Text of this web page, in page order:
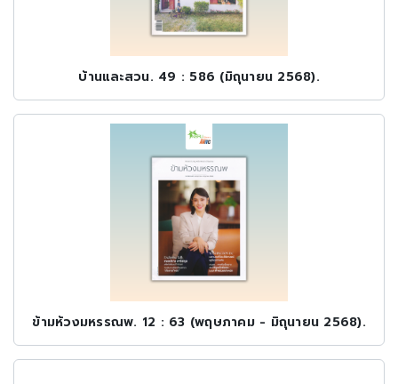
บ้านและสวน. 49 : 586 (มิถุนายน 2568).
ข้ามห้วงมหรรณพ. 12 : 63 (พฤษภาคม - มิถุนายน 2568).